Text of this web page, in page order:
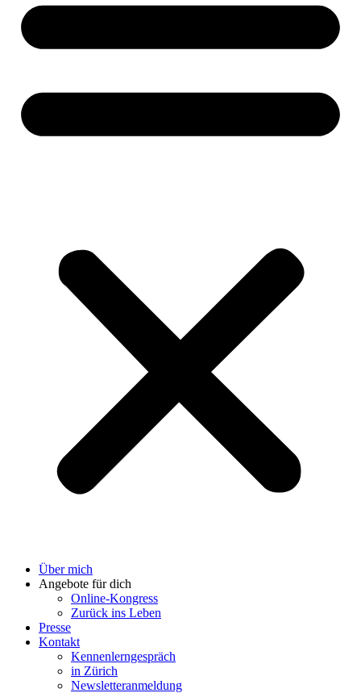
Über mich
Angebote für dich
Online-Kongress
Zurück ins Leben
Presse
Kontakt
Kennenlerngespräch
in Zürich
Newsletteranmeldung